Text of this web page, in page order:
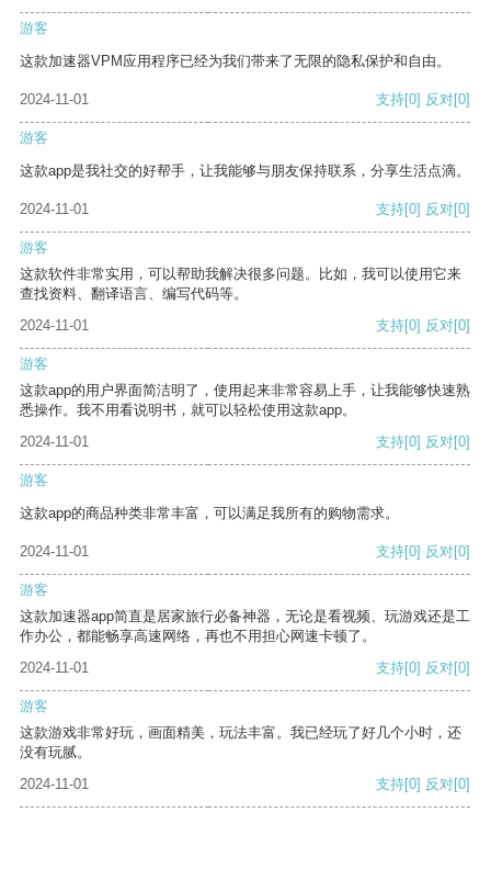
游客
这款加速器VPM应用程序已经为我们带来了无限的隐私保护和自由。
2024-11-01 支持[0] 反对[0]
游客
这款app是我社交的好帮手，让我能够与朋友保持联系，分享生活点滴。
2024-11-01 支持[0] 反对[0]
游客
这款软件非常实用，可以帮助我解决很多问题。比如，我可以使用它来
查找资料、翻译语言、编写代码等。
2024-11-01
支持[0] 反对[0]
游客
这款app的用户界面简洁明了，使用起来非常容易上手，让我能够快速熟
悉操作。我不用看说明书，就可以轻松使用这款app。
2024-11-01
支持[0] 反对[0]
游客
这款app的商品种类非常丰富，可以满足我所有的购物需求。
2024-11-01 支持[0] 反对[0]
游客
这款加速器app简直是居家旅行必备神器，无论是看视频、玩游戏还是工
作办公，都能畅享高速网络，再也不用担心网速卡顿了。
2024-11-01
支持[0] 反对[0]
游客
这款游戏非常好玩，画面精美，玩法丰富。我已经玩了好几个小时，还
没有玩腻。
2024-11-01
支持[0] 反对[0]